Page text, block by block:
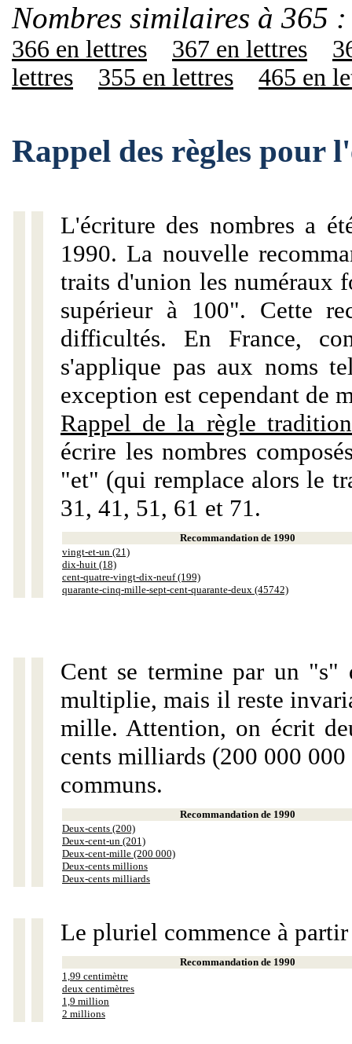
Nombres similaires à 365 :
366 en lettres 367 en lettres
lettres
355 en lettres 465 en
Rappel des règles pour
L'écriture des nombres a
1990. La nouvelle
traits d'union les numéraux
supérieur à 100". Cette
difficultés. En France,
s'applique pas aux noms
exception est cependant de
Rappel de la règle
écrire les nombres
"et" (qui remplace alors le
31, 41, 51, 61 et 71.
Recommandation de 1990
vingt-et-un (21)
dix-huit (18)
cent-quatre-vingt-dix-neuf (199)
quarante-cinq-mille-sept-cent-quarante-deux (45742)
Cent se termine par un "s"
multiplie, mais il reste
mille. Attention, on écrit
cents milliards (200 000
communs.
Recommandation de 1990
Deux-cents (200)
Deux-cent-un (201)
Deux-cent-mille (200 000)
Deux-cents millions
Deux-cents milliards
Le pluriel commence à
Recommandation de 1990
1,99 centimètre
deux centimètres
1,9 million
2 millions